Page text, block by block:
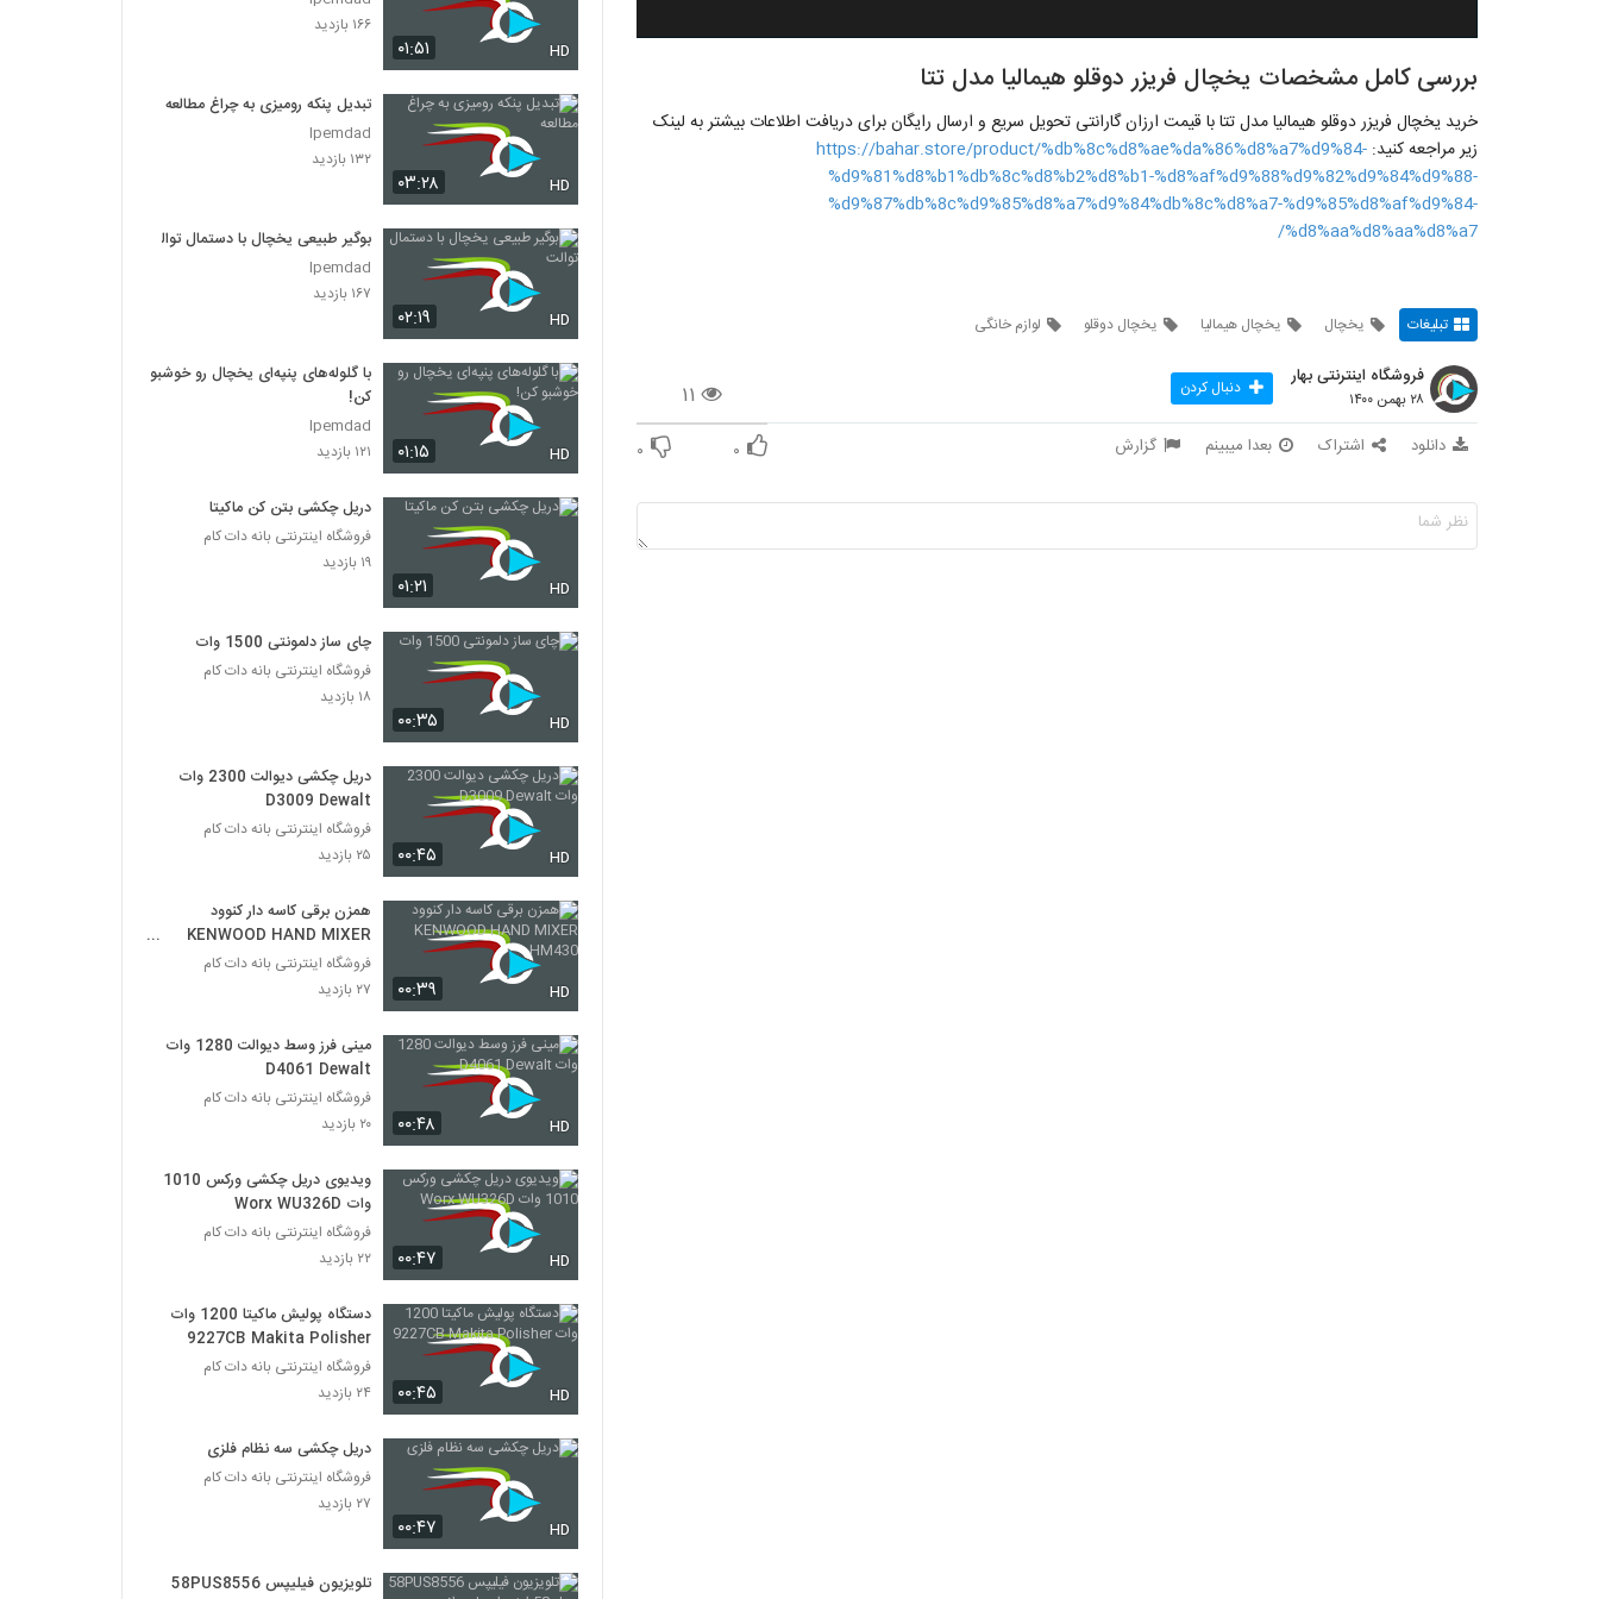
بررسی کامل مشخصات یخچال فریزر دوقلو هیمالیا مدل تتا
خرید یخچال فریزر دوقلو هیمالیا مدل تتا با قیمت ارزان گارانتی تحویل سریع و ارسال رایگان برای دریافت اطلاعات بیشتر به لینک
زیر مراجعه کنید: https://bahar.store/product/%db%8c%d8%ae%da%86%d8%a7%d9%84-
%d9%81%d8%b1%db%8c%d8%b2%d8%b1-%d8%af%d9%88%d9%82%d9%84%d9%88-
%d9%87%db%8c%d9%85%d8%a7%d9%84%db%8c%d8%a7-%d9%85%d8%af%d9%84-
%d8%aa%d8%aa%d8%a7/
تبلیغات یخچال یخچال هیمالیا یخچال دوقلو لوازم خانگی
۱۱
فروشگاه اینترنتی بهار
۲۸ بهمن ۱۴۰۰ دنبال کردن
دانلود اشتراک بعدا میبینم گزارش ۰ ۰
۰۱:۵۱ HD
۱۶۶ بازدید
۰۳:۲۸ HD
تبدیل پنکه رومیزی به چراغ مطالعه
Ipemdad
۱۳۲ بازدید
۰۲:۱۹ HD
بوگیر طبیعی یخچال با دستمال توالت
Ipemdad
۱۶۷ بازدید
۰۱:۱۵ HD
با گلوله‌های پنپه‌ای یخچال رو خوشبو
کن!
Ipemdad
۱۲۱ بازدید
۰۱:۲۱ HD
دريل چکشی بتن کن ماکيتا
فروشگاه اینترنتی بانه دات کام
۱۹ بازدید
۰۰:۳۵ HD
چای ساز دلمونتی 1500 وات
فروشگاه اینترنتی بانه دات کام
۱۸ بازدید
۰۰:۴۵ HD
دریل چکشی دیوالت 2300 وات
D3009 Dewalt
فروشگاه اینترنتی بانه دات کام
۲۵ بازدید
۰۰:۳۹ HD
همزن برقی کاسه دار کنوود
KENWOOD HAND MIXER
HM430
فروشگاه اینترنتی بانه دات کام
۲۷ بازدید
۰۰:۴۸ HD
مینی فرز وسط دیوالت 1280 وات
D4061 Dewalt
فروشگاه اینترنتی بانه دات کام
۲۰ بازدید
۰۰:۴۷ HD
ویدیوی دریل چکشی ورکس 1010
وات Worx WU326D
فروشگاه اینترنتی بانه دات کام
۲۲ بازدید
۰۰:۴۵ HD
دستگاه پولیش ماکیتا 1200 وات
9227CB Makita Polisher
فروشگاه اینترنتی بانه دات کام
۲۴ بازدید
۰۰:۴۷ HD
دریل چکشی سه نظام فلزی
فروشگاه اینترنتی بانه دات کام
۲۷ بازدید
تلویزیون فیلیپس 58PUS8556